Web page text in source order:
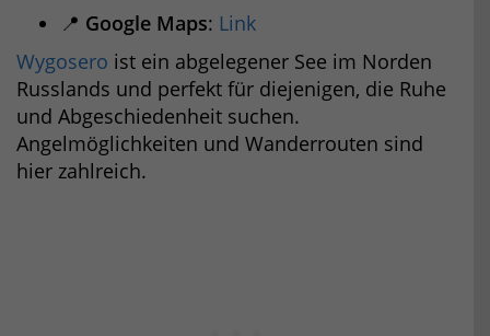
📍 Google Maps: Link
Wygosero ist ein abgelegener See im Norden
Russlands und perfekt für diejenigen, die Ruhe
und Abgeschiedenheit suchen.
Angelmöglichkeiten und Wanderrouten sind
hier zahlreich.